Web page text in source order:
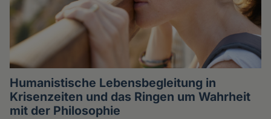
Humanistische Lebensbegleitung in
Krisenzeiten und das Ringen um Wahrheit
mit der Philosophie